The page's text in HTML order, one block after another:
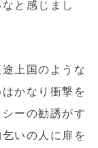
と感じまし
上国のような
かなり衝撃を
ーの勧誘がす
いの人に扉を